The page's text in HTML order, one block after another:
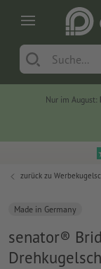
Nur im August:
zurück zu
Made in Germany
senator®